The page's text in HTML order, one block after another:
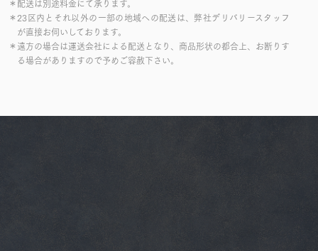
＊配送は別途料金にて承ります。
＊23区内とそれ以外の一部の地域への配送は、弊社デリバリースタッフ
が直接お伺いしております。
＊遠方の場合は運送会社による配送となり、商品形状の都合上、お断りす
る場合がありますので予めご容赦下さい。